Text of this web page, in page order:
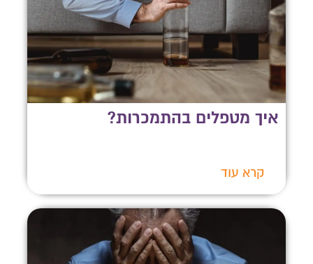
איך מטפלים בהתמכרות?
קרא עוד